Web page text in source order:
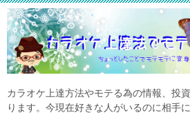
カラオケ上達方法やモテる為の情報、投
ります。今現在好きな人がいるのに相手